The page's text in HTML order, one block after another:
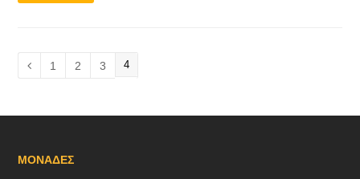
Previous
Page
1 Page
2 Page
3 Page
4
ΜΟΝΑΔΕΣ